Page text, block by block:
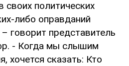
своих политических
либо оправданий
говорит представитель
- Когда мы слышим
хочется сказать: Кто